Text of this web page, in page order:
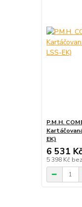
P.M.H.
EK)
6 531 Kč
5 398 Kč